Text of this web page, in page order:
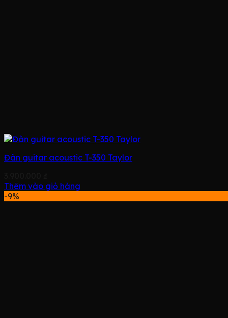
Đàn guitar acoustic T-350 Taylor
Thêm vào giỏ hàng
-9%